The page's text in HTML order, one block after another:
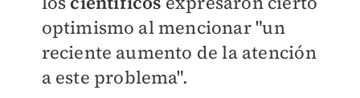
optimismo al mencionar "un
reciente aumento de la atención
a este problema".